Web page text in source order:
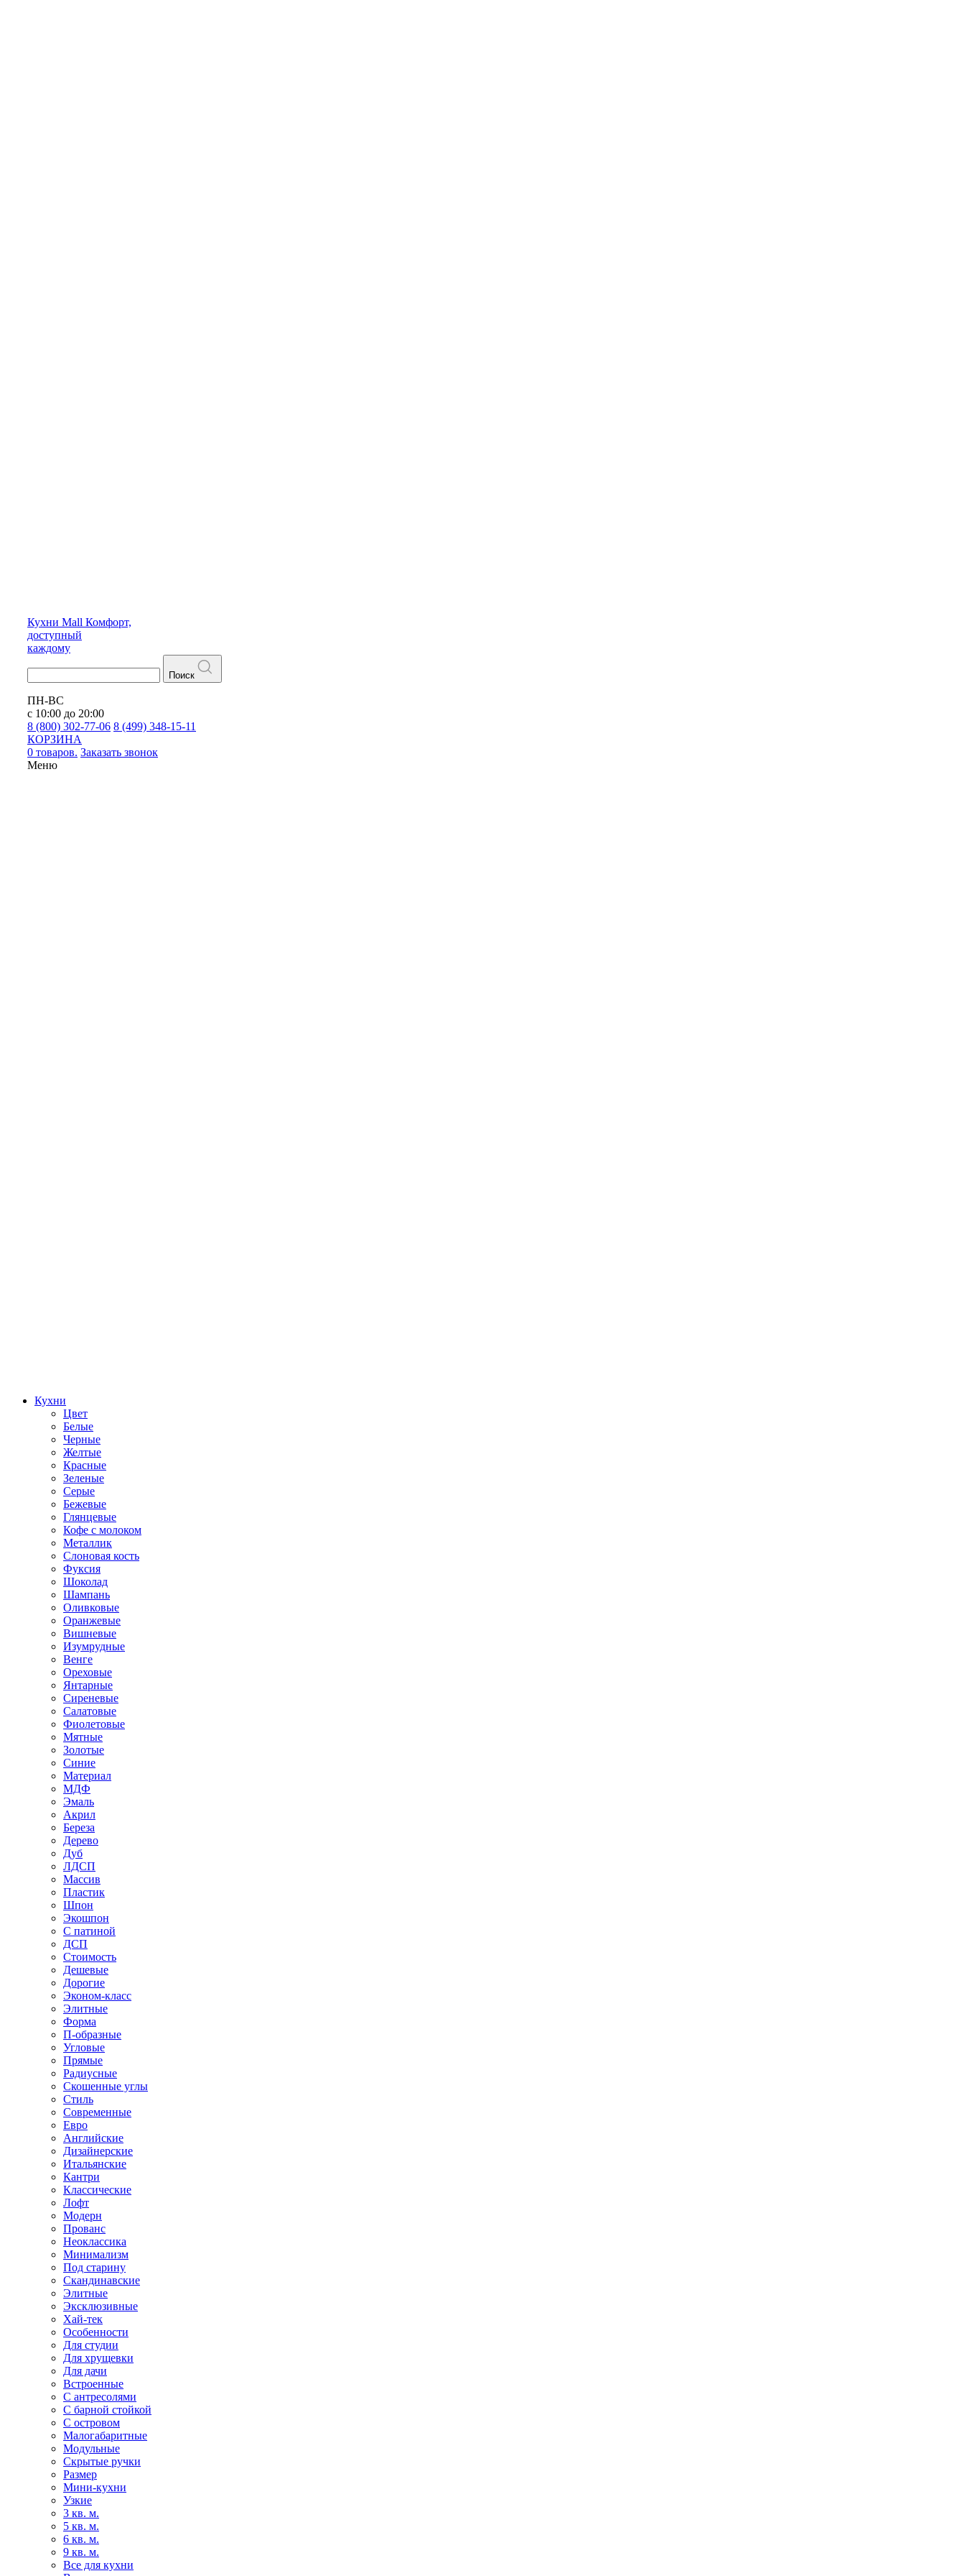
Кухни Mall Комфорт,
доступный
каждому
Поиск
ПН-ВС
с 10:00 до 20:00
8 (800) 302-77-06 8 (499) 348-15-11
КОРЗИНА
0 товаров. Заказать звонок
Меню
Кухни
Цвет
Белые
Черные
Желтые
Красные
Зеленые
Серые
Бежевые
Глянцевые
Кофе с молоком
Металлик
Слоновая кость
Фуксия
Шоколад
Шампань
Оливковые
Оранжевые
Вишневые
Изумрудные
Венге
Ореховые
Янтарные
Сиреневые
Салатовые
Фиолетовые
Мятные
Золотые
Синие
Материал
МДФ
Эмаль
Акрил
Береза
Дерево
Дуб
ЛДСП
Массив
Пластик
Шпон
Экошпон
С патиной
ДСП
Стоимость
Дешевые
Дорогие
Эконом-класс
Элитные
Форма
П-образные
Угловые
Прямые
Радиусные
Скошенные углы
Стиль
Современные
Евро
Английские
Дизайнерские
Итальянские
Кантри
Классические
Лофт
Модерн
Прованс
Неоклассика
Минимализм
Под старину
Скандинавские
Элитные
Эксклюзивные
Хай-тек
Особенности
Для студии
Для хрущевки
Для дачи
Встроенные
С антресолями
С барной стойкой
С островом
Малогабаритные
Модульные
Скрытые ручки
Размер
Мини-кухни
Узкие
3 кв. м.
5 кв. м.
6 кв. м.
9 кв. м.
Все для кухни